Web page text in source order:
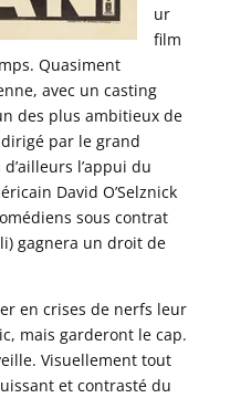
ur
film
Quasiment
avec un casting
des plus ambitieux de
par le grand
l’appui du
David O’Selznick
sous contrat
gagnera un droit de
en crises de nerfs leur
mais garderont le cap.
Visuellement tout
et contrasté du